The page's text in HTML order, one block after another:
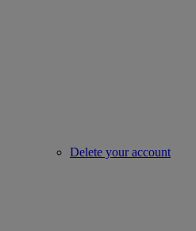
Delete your account